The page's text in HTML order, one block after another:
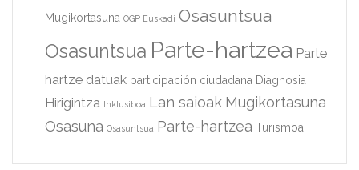
Mugikortasuna OGP Euskadi Osasuntsua
Osasuntsua Parte-hartzea Parte
hartze datuak participación ciudadana Diagnosia
Hirigintza Inklusiboa Lan saioak Mugikortasuna
Osasuna Osasuntsua Parte-hartzea Turismoa